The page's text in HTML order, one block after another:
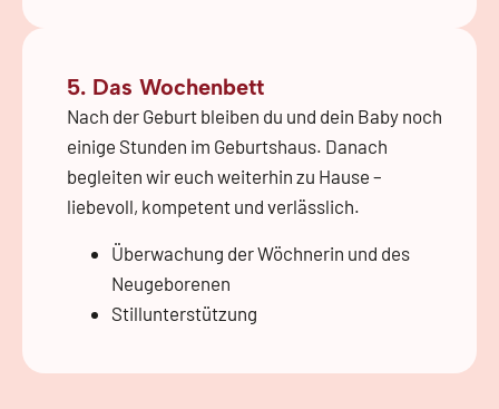
5. Das Wochenbett
Nach der Geburt bleiben du und dein Baby noch
einige Stunden im Geburtshaus. Danach
begleiten wir euch weiterhin zu Hause –
liebevoll, kompetent und verlässlich.
Überwachung der Wöchnerin und des
Neugeborenen
Stillunterstützung